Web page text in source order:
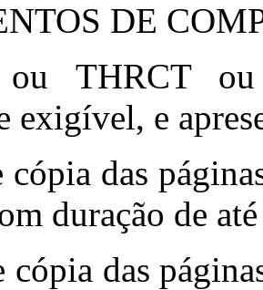
DE
THRCT ou
exigível, e
cópia das
duração de
cópia das